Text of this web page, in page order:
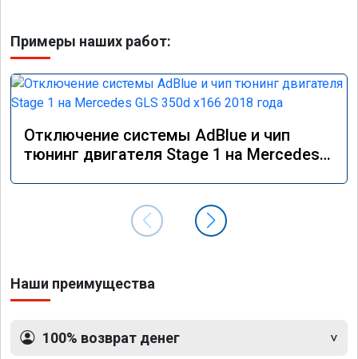
Примеры наших работ:
Отключение системы AdBlue и чип
тюнинг двигателя Stage 1 на Mercedes
Наши преимущества
100% возврат денег